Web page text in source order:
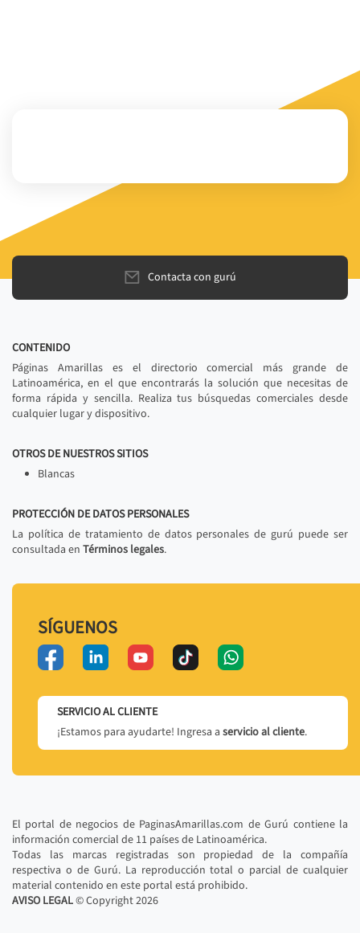
Contacta con gurú
CONTENIDO
Páginas Amarillas es el directorio comercial más grande de
Latinoamérica, en el que encontrarás la solución que necesitas de
forma rápida y sencilla. Realiza tus búsquedas comerciales desde
cualquier lugar y dispositivo.
OTROS DE NUESTROS SITIOS
Blancas
PROTECCIÓN DE DATOS PERSONALES
La política de tratamiento de datos personales de gurú puede ser
consultada en Términos legales.
SÍGUENOS
SERVICIO AL CLIENTE
¡Estamos para ayudarte! Ingresa a servicio al cliente.
El portal de negocios de PaginasAmarillas.com de Gurú contiene la
información comercial de 11 países de Latinoamérica.
Todas las marcas registradas son propiedad de la compañía
respectiva o de Gurú. La reproducción total o parcial de cualquier
material contenido en este portal está prohibido.
AVISO LEGAL© Copyright2026